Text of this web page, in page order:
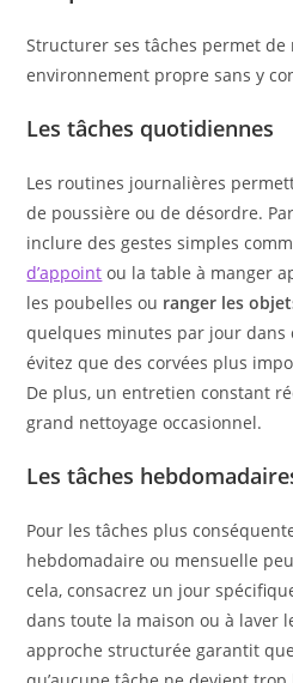
Structurer ses tâches permet
environnement propre sans y
Les tâches quotidiennes
Les routines journalières
de poussière ou de désordre.
inclure des gestes simples
d’appoint ou la table à manger
les poubelles ou ranger les
quelques minutes par jour dans
évitez que des corvées plus
De plus, un entretien constant
grand nettoyage occasionnel.
Les tâches
Pour les tâches plus
hebdomadaire ou mensuelle
cela, consacrez un jour
dans toute la maison ou à laver
approche structurée garantit